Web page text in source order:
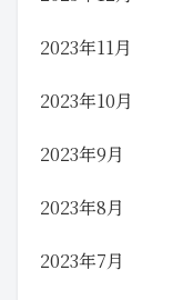
2023年11月
2023年10月
2023年9月
2023年8月
2023年7月